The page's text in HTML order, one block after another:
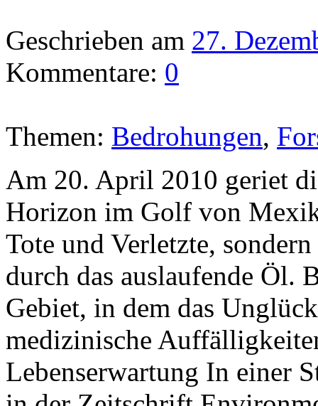
Geschrieben am 27.
Kommentare: 0
Themen: Bedrohungen,
Am 20. April 2010 geriet
Horizon im Golf von
Tote und Verletzte,
durch das auslaufende Öl.
Gebiet, in dem das
medizinische
Lebenserwartung In einer